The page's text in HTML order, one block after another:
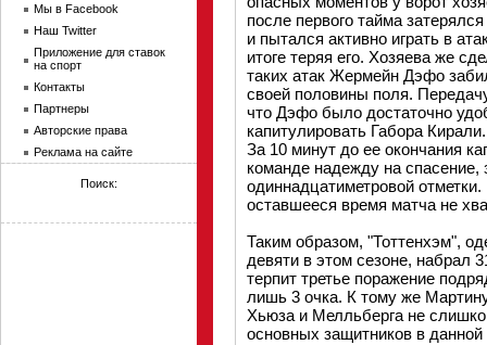
после первого тайма
и пытался активно играть в
итоге теряя его. Хозяева же
таких атак Жермейн Дэфо
своей половины поля.
что Дэфо было достаточно
капитулировать Габора
За 10 минут до ее окончания
команде надежду на спасение,
одиннадцатиметровой
оставшееся время матча не
Таким образом, "Тоттенхэм",
девяти в этом сезоне, набрал
терпит третье поражение
лишь 3 очка. К тому же
Хьюза и Мелльберга не
основных защитников в
Мы в Facebook
Наш Twitter
Приложение для ставок
на спорт
Контакты
Партнеры
Авторские права
Реклама на сайте
Поиск: